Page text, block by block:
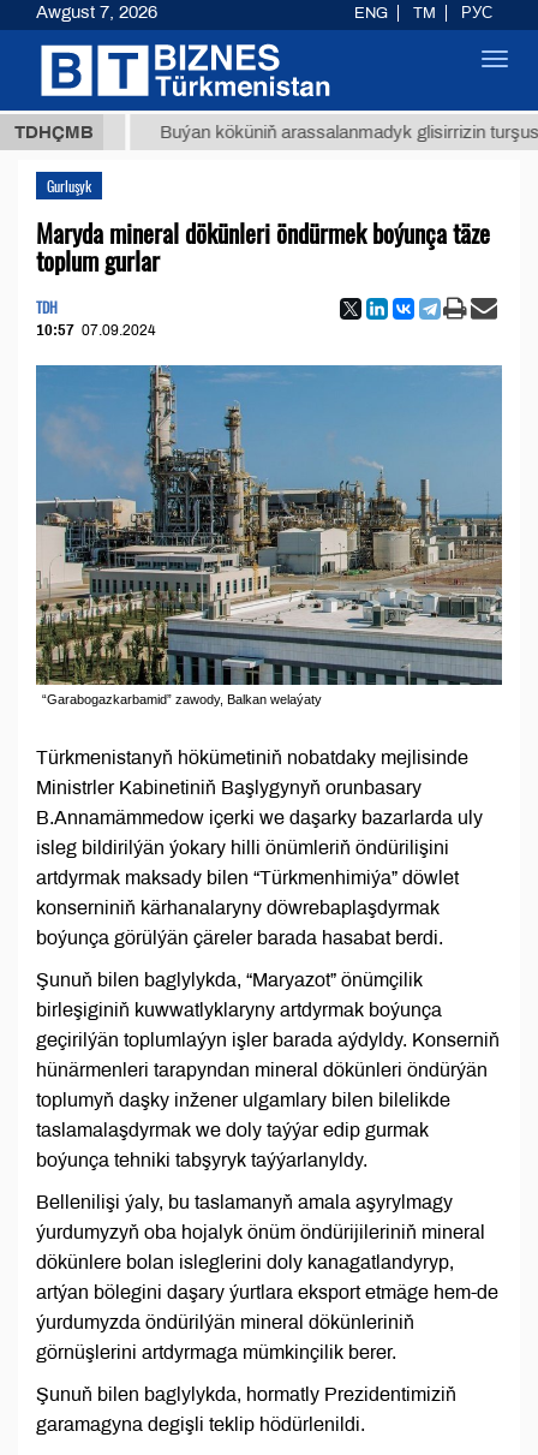
TDHÇMB
ТМТ Buýan köküniň arassalanmadyk glisirrizin turşusy (t.)
Gurluşyk
Maryda mineral dökünleri öndürmek boýunça täze
toplum gurlar
TDH
10:57 07.09.2024
“Garabogazkarbamid” zawody, Balkan welaýaty
Türkmenistanyň hökümetiniň nobatdaky mejlisinde
Ministrler Kabinetiniň Başlygynyň orunbasary
B.Annamämmedow içerki we daşarky bazarlarda uly
isleg bildirilýän ýokary hilli önümleriň öndürilişini
artdyrmak maksady bilen “Türkmenhimiýa” döwlet
konserniniň kärhanalaryny döwrebaplaşdyrmak
boýunça görülýän çäreler barada hasabat berdi.
Şunuň bilen baglylykda, “Maryazot” önümçilik
birleşiginiň kuwwatlyklaryny artdyrmak boýunça
geçirilýän toplumlaýyn işler barada aýdyldy. Konserniň
hünärmenleri tarapyndan mineral dökünleri öndürýän
toplumyň daşky inžener ulgamlary bilen bilelikde
taslamalaşdyrmak we doly taýýar edip gurmak
boýunça tehniki tabşyryk taýýarlanyldy.
Bellenilişi ýaly, bu taslamanyň amala aşyrylmagy
ýurdumyzyň oba hojalyk önüm öndürijileriniň mineral
dökünlere bolan isleglerini doly kanagatlandyryp,
artýan bölegini daşary ýurtlara eksport etmäge hem-de
ýurdumyzda öndürilýän mineral dökünleriniň
görnüşlerini artdyrmaga mümkinçilik berer.
Şunuň bilen baglylykda, hormatly Prezidentimiziň
garamagyna degişli teklip hödürlenildi.
Awgust 7, 2026 ENG TM РУС